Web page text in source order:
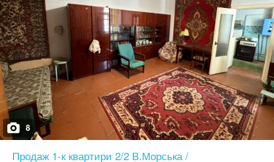
8
Продаж 1-к квартири 2/2 В.Морська /